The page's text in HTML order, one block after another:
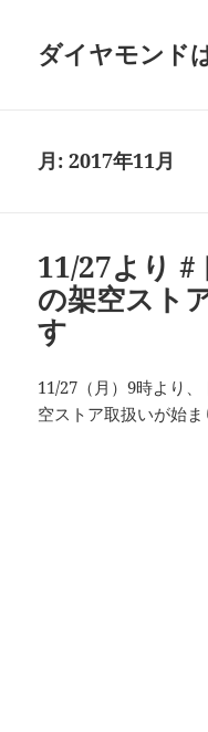
ダイヤモンド
月:2017年11月
11/27より #
の架空スト
す
11/27（月）9時より、
空ストア取扱いが始ま